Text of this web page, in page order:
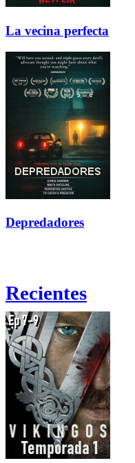
La vecina perfecta
Depredadores
Recientes